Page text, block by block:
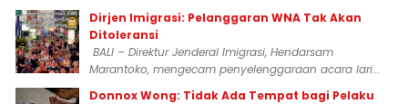
Dirjen Imigrasi: Pelanggaran WNA Tak Akan
Ditoleransi
BALI – Direktur Jenderal Imigrasi, Hendarsam
Marantoko, mengecam penyelenggaraan acara lari...
Donnox Wong: Tidak Ada Tempat bagi Pelaku